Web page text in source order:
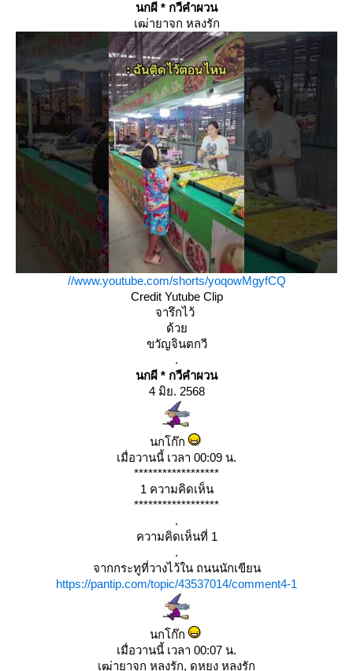
นกผี * กวีคำผวน
เฒ่ายาจก หลงรัก
//www.youtube.com/shorts/yoqowMgyfCQ
Credit Yutube Clip
จารึกไว้
ด้ว
ขวัญจินตกวี
.
นกผี * กวีคำผวน
4 มิย. 2568
นกโก๊ก
เมื่อวานนี้ เวลา 00:09 น.
******************
1 ความคิดเห็น
******************
.
ความคิดเห็นที่ 1
.
จากกระทูที่วางไว้ใน ถนนนักเขียน
https://pantip.com/topic/43537014/comment4-1
นกโก๊ก
เมื่อวานนี้ เวลา 00:07 น.
เฒ่ายาจก หลงรัก, ดุหยง หลงรัก